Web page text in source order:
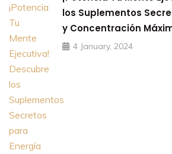
los Suplementos
y Concentración
4 January, 2024